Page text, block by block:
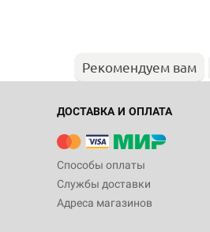
Рекомендуем вам
ДОСТАВКА И ОПЛАТА
Способы оплаты
Службы доставки
Адреса магазинов